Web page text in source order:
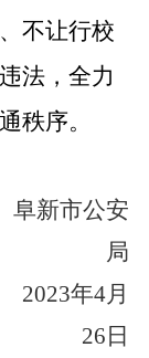
不让行校
法，全力
秩序。
阜新市公安
局
2023年4月
26 日